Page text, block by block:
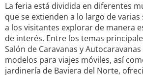
La feria está dividida en diferentes
que se extienden a lo largo de
a los visitantes explorar de manera
de interés. Entre los temas
Salón de Caravanas y
modelos para viajes móviles, así
jardinería de Baviera del Norte,